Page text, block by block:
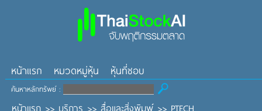
หน้าแรก หมวดหมู่หุ้น หุ้นที่ชอบ
ค้นหาหลักทรัพย์ :
หน้าแรก >> บริการ >> สื่อและสิ่งพิมพ์>> PTECH